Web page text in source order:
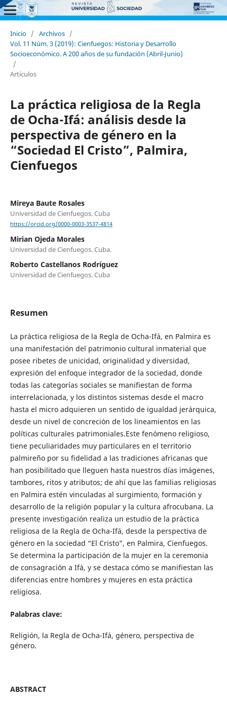
Inicio / Archivos /
Vol. 11 Núm. 3 (2019): Cienfuegos: Historia y Desarrollo
Socioeconómico. A 200 años de su fundación (Abril-Junio)
/
Artículos
La práctica religiosa de la Regla
de Ocha-Ifá: análisis desde la
perspectiva de género en la
“Sociedad El Cristo”, Palmira,
Cienfuegos
Mireya Baute Rosales
Universidad de Cienfuegos. Cuba
https://orcid.org/0000-0003-3537-4814
Mirian Ojeda Morales
Universidad de Cienfuegos. Cuba.
Roberto Castellanos Rodríguez
Universidad de Cienfuegos. Cuba
Resumen
La práctica religiosa de la Regla de Ocha-Ifá, en Palmira es
una manifestación del patrimonio cultural inmaterial que
posee ribetes de unicidad, originalidad y diversidad,
expresión del enfoque integrador de la sociedad, donde
todas las categorías sociales se manifiestan de forma
interrelacionada, y los distintos sistemas desde el macro
hasta el micro adquieren un sentido de igualdad jerárquica,
desde un nivel de concreción de los lineamientos en las
políticas culturales patrimoniales.Este fenómeno religioso,
tiene peculiaridades muy particulares en el territorio
palmireño por su fidelidad a las tradiciones africanas que
han posibilitado que lleguen hasta nuestros días imágenes,
tambores, ritos y atributos; de ahí que las familias religiosas
en Palmira estén vinculadas al surgimiento, formación y
desarrollo de la religión popular y la cultura afrocubana. La
presente investigación realiza un estudio de la práctica
religiosa de la Regla de Ocha-Ifá, desde la perspectiva de
género en la sociedad “El Cristo”, en Palmira, Cienfuegos.
Se determina la participación de la mujer en la ceremonia
de consagración a Ifá, y se destaca cómo se manifiestan las
diferencias entre hombres y mujeres en esta práctica
religiosa.
Palabras clave:
Religión, la Regla de Ocha-Ifá, género, perspectiva de
género.
ABSTRACT